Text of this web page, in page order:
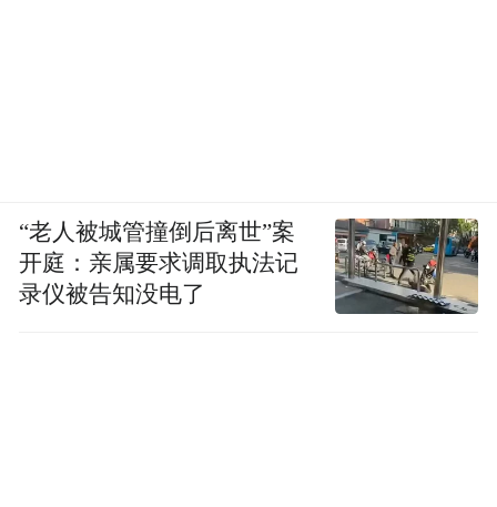
“老人被城管撞倒后离世”案
开庭：亲属要求调取执法记
录仪被告知没电了